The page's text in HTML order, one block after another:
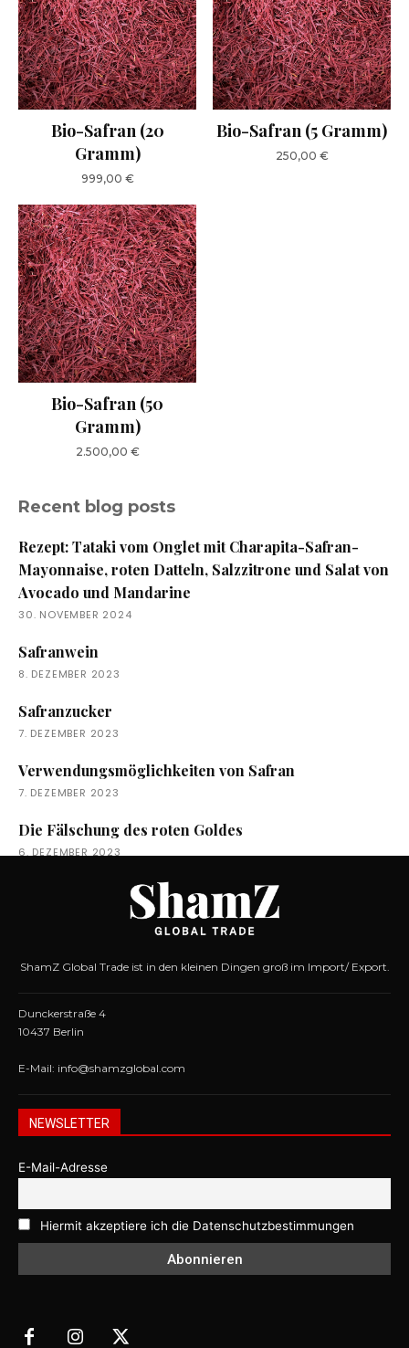
Bio-Safran (20
Gramm)
999,00 €
Bio-Safran (5 Gramm)
250,00 €
Bio-Safran (50
Gramm)
2.500,00 €
Recent blog posts
Rezept: Tataki vom Onglet mit Charapita-Safran-
Mayonnaise, roten Datteln, Salzzitrone und Salat von
Avocado und Mandarine
30. NOVEMBER 2024
Safranwein
8. DEZEMBER 2023
Safranzucker
7. DEZEMBER 2023
Verwendungsmöglichkeiten von Safran
7. DEZEMBER 2023
Die Fälschung des roten Goldes
6. DEZEMBER 2023
ShamZ Global Trade ist in den kleinen Dingen groß im Import/ Export.
Dunckerstraße 4
10437 Berlin
E-Mail: info@shamzglobal.com
NEWSLETTER
E-Mail-Adresse
Hiermit akzeptiere ich die Datenschutzbestimmungen